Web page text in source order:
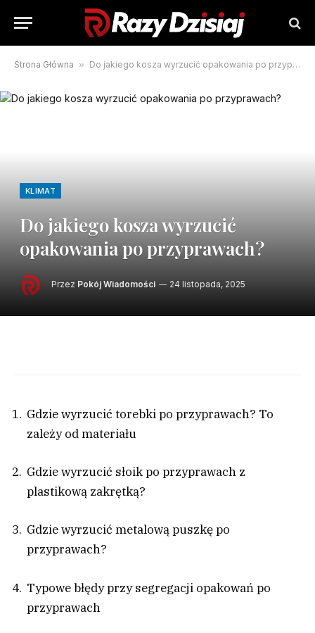
Strona Główna » Do jakiego kosza wyrzucić opakowania po przyprawach?
KLIMAT
Do jakiego kosza wyrzucić
opakowania po przyprawach?
Przez Pokój Wiadomości 24 listopada, 2025
Gdzie wyrzucić torebki po przyprawach? To
zależy od materiału
Gdzie wyrzucić słoik po przyprawach z
plastikową zakrętką?
Gdzie wyrzucić metalową puszkę po
przyprawach?
Typowe błędy przy segregacji opakowań po
przyprawach